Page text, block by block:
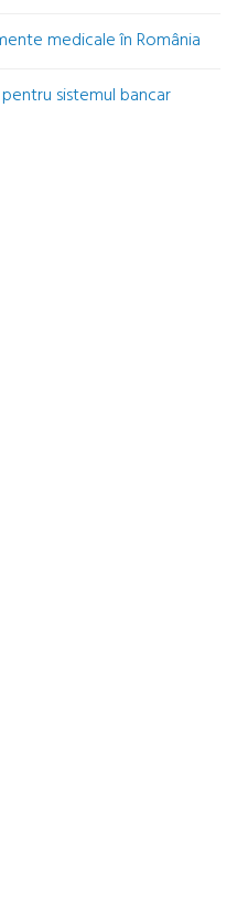
medicale în România
sistemul bancar